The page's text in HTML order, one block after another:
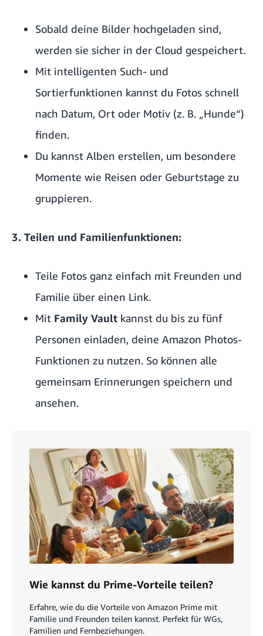
Sobald deine Bilder hochgeladen sind,
werden sie sicher in der Cloud gespeichert.
Mit intelligenten Such- und
Sortierfunktionen kannst du Fotos schnell
nach Datum, Ort oder Motiv (z. B. „Hunde“)
finden.
Du kannst Alben erstellen, um besondere
Momente wie Reisen oder Geburtstage zu
gruppieren.
3. Teilen und Familienfunktionen:
Teile Fotos ganz einfach mit Freunden und
Familie über einen Link.
Mit Family Vault kannst du bis zu fünf
Personen einladen, deine Amazon Photos-
Funktionen zu nutzen. So können alle
gemeinsam Erinnerungen speichern und
ansehen.
Wie kannst du Prime-Vorteile teilen?
Erfahre, wie du die Vorteile von Amazon Prime mit
Familie und Freunden teilen kannst. Perfekt für WGs,
Familien und Fernbeziehungen.